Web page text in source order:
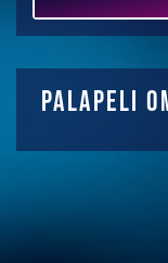
Palapeli